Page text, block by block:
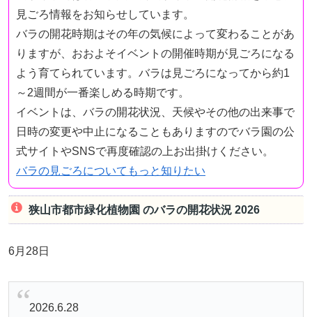
見ごろ情報をお知らせしています。
バラの開花時期はその年の気候によって変わることがあ
りますが、おおよそイベントの開催時期が見ごろになる
よう育てられています。バラは見ごろになってから約1
～2週間が一番楽しめる時期です。
イベントは、バラの開花状況、天候やその他の出来事で
日時の変更や中止になることもありますのでバラ園の公
式サイトやSNSで再度確認の上お出掛けください。
バラの見ごろについてもっと知りたい
狭山市都市緑化植物園 のバラの開花状況 2026
6月28日
2026.6.28